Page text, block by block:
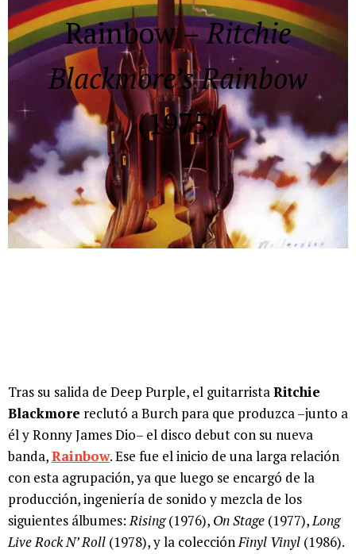
Rainbow–Ritchie
Blackmore’s Rainbow
(1975)
Tras su salida de Deep Purple, el guitarristaRitchie
Blackmore reclutó a Burch para que produzca –junto a
él y Ronny James Dio– el disco debut con su nueva
banda,Rainbow. Ese fue el inicio de una larga relación
con esta agrupación, ya que luego se encargó de la
producción, ingeniería de sonido y mezcla de los
siguientes álbumes:Rising(1976), On Stage (1977),Long
Live Rock N’ Roll (1978), y la colecciónFinyl Vinyl (1986).